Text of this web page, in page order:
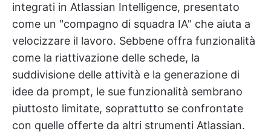
integrati in Atlassian Intelligence, presentato
come un "compagno di squadra IA" che aiuta a
velocizzare il lavoro. Sebbene offra funzionalità
come la riattivazione delle schede, la
suddivisione delle attività e la generazione di
idee da prompt, le sue funzionalità sembrano
piuttosto limitate, soprattutto se confrontate
con quelle offerte da altri strumenti Atlassian.